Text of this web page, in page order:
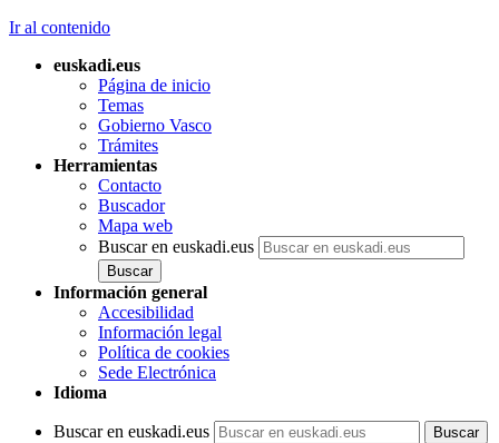
Ir al contenido
euskadi.eus
Página de inicio
Temas
Gobierno Vasco
Trámites
Herramientas
Contacto
Buscador
Mapa web
Buscar en euskadi.eus
Información general
Accesibilidad
Información legal
Política de cookies
Sede Electrónica
Idioma
Buscar en euskadi.eus